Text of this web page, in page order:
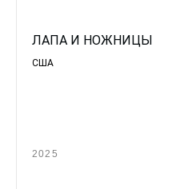
ЛАПА И НОЖНИЦЫ
США
2025